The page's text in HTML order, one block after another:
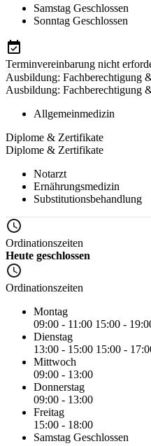
Samstag Geschlossen
Sonntag Geschlossen
Terminvereinbarung nicht
Ausbildung: Fachberechtigung
Ausbildung: Fachberechtigung
Allgemeinmedizin
Diplome & Zertifikate
Diplome & Zertifikate
Notarzt
Ernährungsmedizin
Substitutionsbehandlung
Ordinationszeiten
Heute geschlossen
Ordinationszeiten
Montag
09:00 - 11:00 15:00 -
Dienstag
13:00 - 15:00 15:00 -
Mittwoch
09:00 - 13:00
Donnerstag
09:00 - 13:00
Freitag
15:00 - 18:00
Samstag Geschlossen